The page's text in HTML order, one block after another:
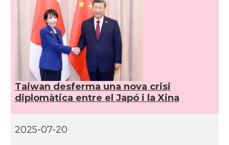
Taiwan desferma una nova crisi
diplomàtica entre el Japó i la Xina
2025-07-20